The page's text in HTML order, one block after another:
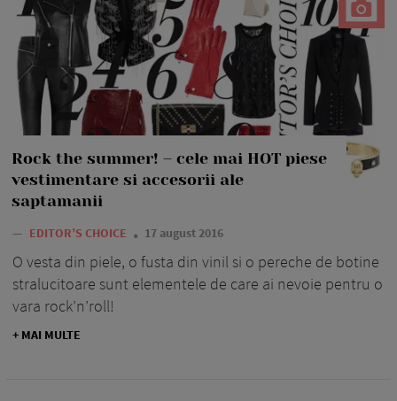
Rock the summer! – cele mai HOT piese
vestimentare si accesorii ale
saptamanii
— EDITOR’S CHOICE 17 august 2016
O vesta din piele, o fusta din vinil si o pereche de botine
stralucitoare sunt elementele de care ai nevoie pentru o
vara rock’n’roll!
+ MAI MULTE